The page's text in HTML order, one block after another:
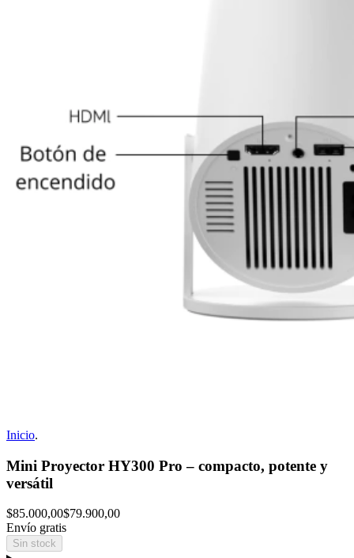
Inicio.
Mini Proyector HY300 Pro – compacto, potente y
versátil
$85.000,00$79.900,00
Envío gratis
Sin stock